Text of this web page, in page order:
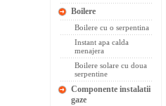
Boilere
Boilere cu o serpentina
Instant apa calda
menajera
Boilere solare cu doua
serpentine
Componente instalatii
gaze